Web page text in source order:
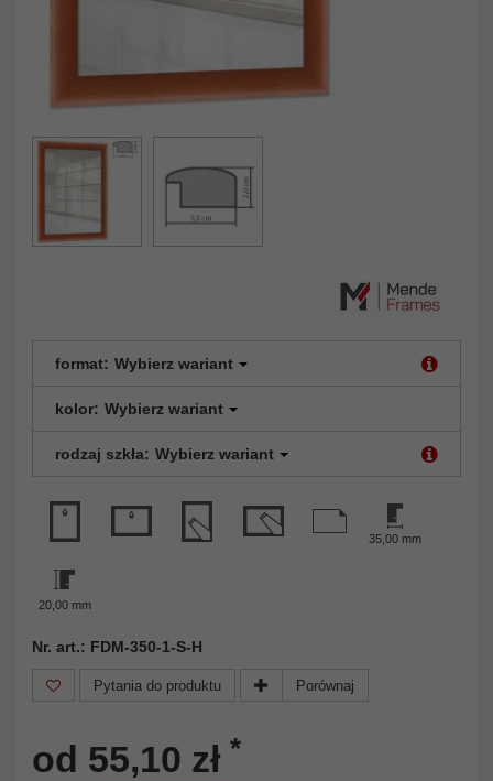
format: Wybierz wariant
kolor: Wybierz wariant
rodzaj szkła: Wybierz wariant
35,00 mm
20,00 mm
Nr. art.: FDM-350-1-S-H
Pytania do produktu Porównaj
od 55,10 zł *